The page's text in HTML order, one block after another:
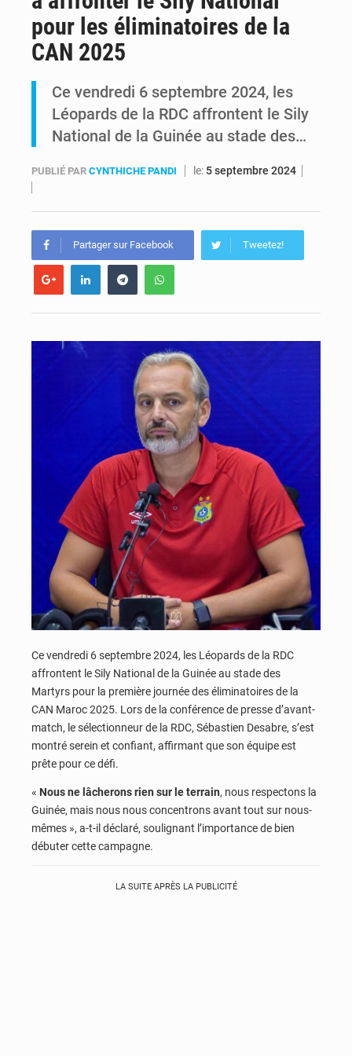
Kinshasa : Le Gouvernement provincial annonce la construction imminente du boulevard Étienne Tshisekedi
pour les éliminatoires de la
CAN 2025
Ce vendredi 6 septembre 2024, les
Léopards de la RDC affrontent le Sily
National de la Guinée au stade des…
PUBLIÉ PAR CYNTHICHE PANDI le: 5 septembre 2024
Partager sur Facebook Tweetez!
Ce vendredi 6 septembre 2024, les Léopards de la RDC
affrontent le Sily National de la Guinée au stade des
Martyrs pour la première journée des éliminatoires de la
CAN Maroc 2025. Lors de la conférence de presse d’avant-
match, le sélectionneur de la RDC, Sébastien Desabre, s’est
montré serein et confiant, affirmant que son équipe est
prête pour ce défi.
« Nous ne lâcherons rien sur le terrain, nous respectons la
Guinée, mais nous nous concentrons avant tout sur nous-
mêmes », a-t-il déclaré, soulignant l’importance de bien
débuter cette campagne.
LA SUITE APRÈS LA PUBLICITÉ